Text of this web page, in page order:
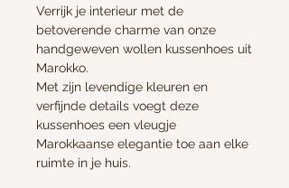
Verrijk je interieur met de
betoverende charme van onze
handgeweven wollen kussenhoes uit
Marokko.
Met zijn levendige kleuren en
verfijnde details voegt deze
kussenhoes een vleugje
Marokkaanse elegantie toe aan elke
ruimte in je huis.